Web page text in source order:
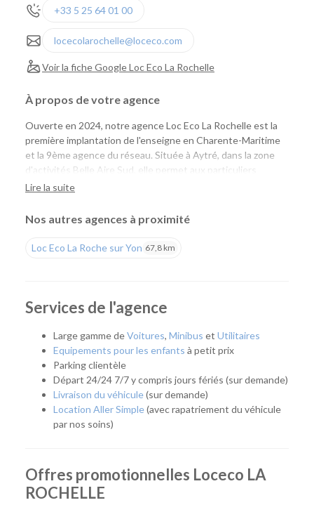
+33 5 25 64 01 00
locecolarochelle@loceco.com
Voir la fiche Google Loc Eco La Rochelle
À propos de votre agence
Ouverte en 2024, notre agence Loc Eco La Rochelle est la
première implantation de l'enseigne en Charente-Maritime
et la 9ème agence du réseau. Située à Aytré, dans la zone
d'activités Belle Aire Sud, elle permet aux particuliers
comme aux professionnels de louer facilement une voiture
de tarifs compétitifs et d'un large choix de véhicules.
simplement besoin d'un véhicule pour quelques jours, notre
agence vous accompagne avec une solution adaptée. Son
Aytré, Périgny, Angoulins, Châtelaillon-Plage et les
communes voisines.
Quel véhicule choisir ?
Notre agence propose une flotte complète pour répondre à
tous les usages :
quotidien.
Routières, SUV et monospaces pour les vacances ou
les longs trajets.
Lire la suite
Nos autres agences à proximité
Loc Eco La Roche sur Yon 67,8 km
Services de l'agence
Large gamme deVoitures, Minibus et Utilitaires
Equipements pour les enfants à petit prix
Parking clientèle
Départ 24/24 7/7 y compris jours fériés (sur demande)
Livraison du véhicule(sur demande)
Location Aller Simple(avec rapatriement du véhicule
par nos soins)
Offres promotionnelles Loceco LA
ROCHELLE